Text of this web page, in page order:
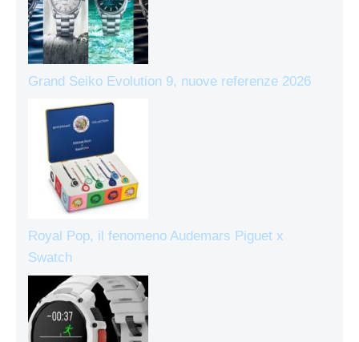
Grand Seiko Evolution 9, nuove referenze 2026
Royal Pop, il fenomeno Audemars Piguet x
Swatch